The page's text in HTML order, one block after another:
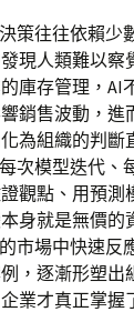
策往往依賴少
現人類難以察
庫存管理，AI
銷售波動，進
為組織的判斷
次模型迭代、
觀點、用預測
身就是無價的
市場中快速反
，逐漸形塑出
業才真正掌握